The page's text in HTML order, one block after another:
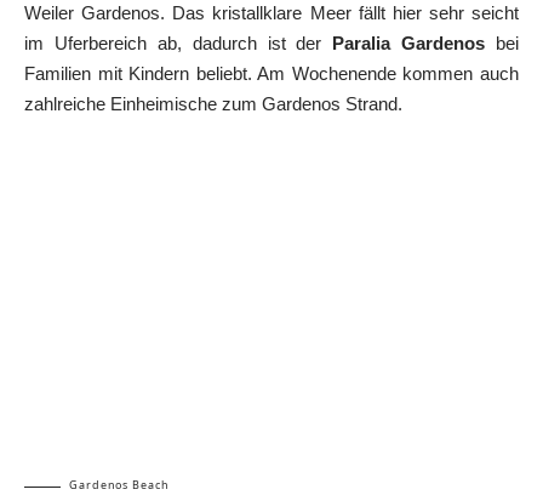
Weiler Gardenos. Das kristallklare Meer fällt hier sehr seicht
im Uferbereich ab, dadurch ist der Paralia Gardenos bei
Familien mit Kindern beliebt. Am Wochenende kommen auch
zahlreiche Einheimische zum Gardenos Strand.
Gardenos Beach